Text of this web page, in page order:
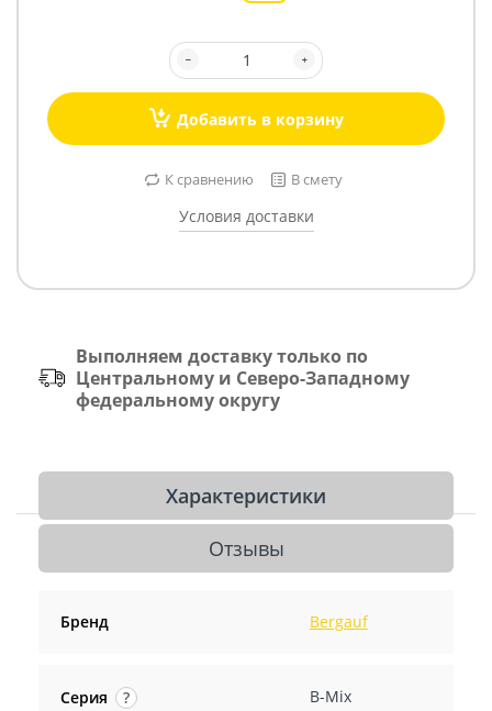
Добавить в корзину
К сравнению В смету
Условия доставки
Выполняем доставку только по
Центральному и Северо-Западному
федеральному округу
Характеристики
Отзывы
Бренд Bergauf
Серия ? B-Mix